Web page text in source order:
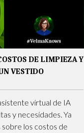
DE LIMPIEZA Y
VESTIDO
virtual de IA
y necesidades. Ya
los costos de